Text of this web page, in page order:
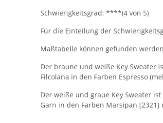
Schwierigkeitsgrad: ****(4 von 5)
Für die Einteilung der
Maßtabelle können gefunden werden
Der braune und weiße Key Sweater
Filcolana in den Farben Espresso
Der weiße und graue Key Sweater
Garn in den Farben Marsipan [2321]